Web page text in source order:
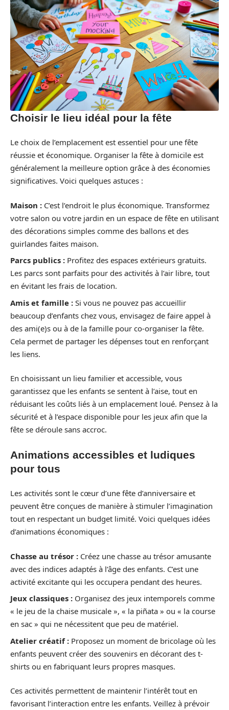
Choisir le lieu idéal pour la fête
Le choix de l’emplacement est essentiel pour une fête
réussie et économique. Organiser la fête à domicile est
généralement la meilleure option grâce à des économies
significatives. Voici quelques astuces :
Maison : C’est l’endroit le plus économique. Transformez
votre salon ou votre jardin en un espace de fête en utilisant
des décorations simples comme des ballons et des
guirlandes faites maison.
Parcs publics : Profitez des espaces extérieurs gratuits.
Les parcs sont parfaits pour des activités à l’air libre, tout
en évitant les frais de location.
Amis et famille : Si vous ne pouvez pas accueillir
beaucoup d’enfants chez vous, envisagez de faire appel à
des ami(e)s ou à de la famille pour co-organiser la fête.
Cela permet de partager les dépenses tout en renforçant
les liens.
En choisissant un lieu familier et accessible, vous
garantissez que les enfants se sentent à l’aise, tout en
réduisant les coûts liés à un emplacement loué. Pensez à la
sécurité et à l’espace disponible pour les jeux afin que la
fête se déroule sans accroc.
Animations accessibles et ludiques
pour tous
Les activités sont le cœur d’une fête d’anniversaire et
peuvent être conçues de manière à stimuler l’imagination
tout en respectant un budget limité. Voici quelques idées
d’animations économiques :
Chasse au trésor : Créez une chasse au trésor amusante
avec des indices adaptés à l’âge des enfants. C’est une
activité excitante qui les occupera pendant des heures.
Jeux classiques : Organisez des jeux intemporels comme
« le jeu de la chaise musicale », « la piñata » ou « la course
en sac » qui ne nécessitent que peu de matériel.
Atelier créatif : Proposez un moment de bricolage où les
enfants peuvent créer des souvenirs en décorant des t-
shirts ou en fabriquant leurs propres masques.
Ces activités permettent de maintenir l’intérêt tout en
favorisant l’interaction entre les enfants. Veillez à prévoir